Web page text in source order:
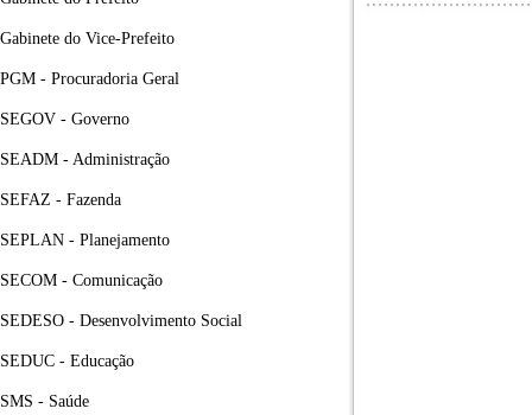
Gabinete do Vice-Prefeito
PGM - Procuradoria Geral
SEGOV - Governo
SEADM - Administração
SEFAZ - Fazenda
SEPLAN - Planejamento
SECOM - Comunicação
SEDESO - Desenvolvimento Social
SEDUC - Educação
SMS - Saúde